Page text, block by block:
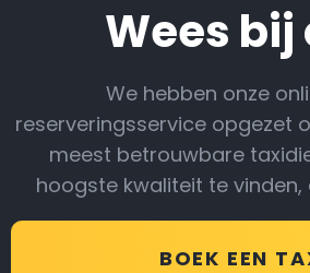
Wees bij
We hebben onze
reserveringsservice opgezet
meest betrouwbare
hoogste kwaliteit te vinden,
BOEK EEN